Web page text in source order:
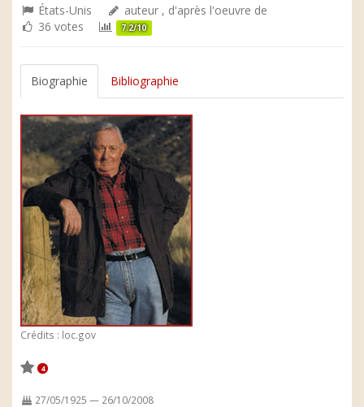
États-Unis
auteur , d'après l'oeuvre de
36 votes
7.2/10
Biographie Bibliographie
Crédits : loc.gov
4
27/05/1925 — 26/10/2008